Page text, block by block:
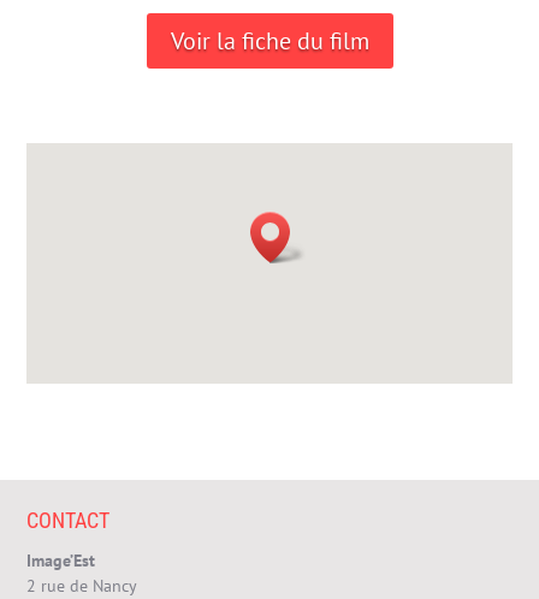
Voir la fiche du film
CONTACT
Image’Est
2 rue de Nancy